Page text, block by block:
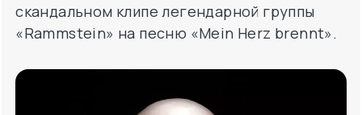
скандальном клипе легендарной группы
«Rammstein» на песню «Mein Herz brennt».